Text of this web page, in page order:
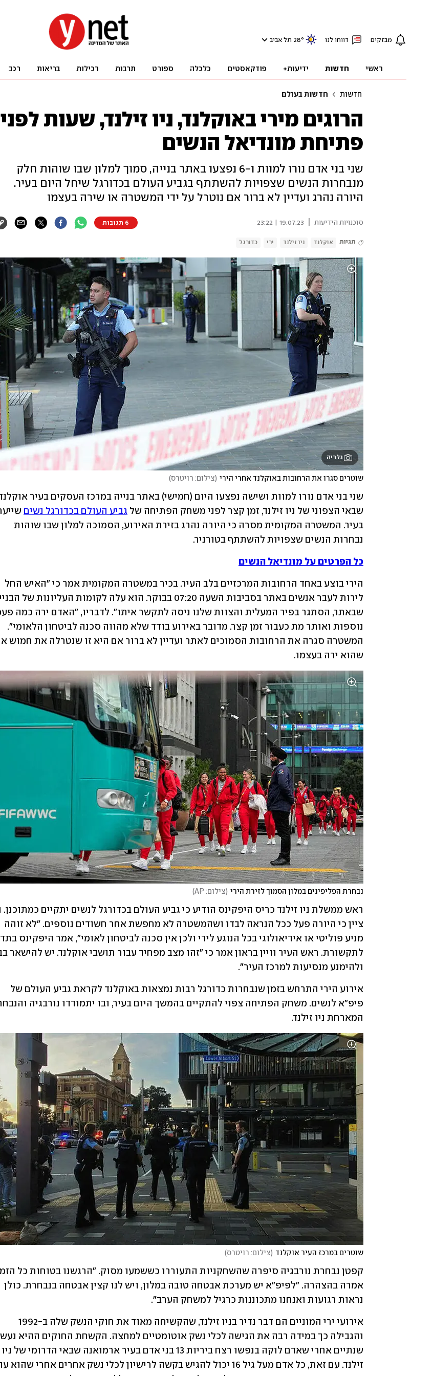
מבזקים דווחו לנו 28° תל אביב
ראשי חדשות ידיעות+ פודקאסטים כלכלה ספורט תרבות רכילות בריאות רכב
חדשות חדשות בעולם
הרוגים מירי באוקלנד, ניו זילנד, שעות לפני
פתיחת מונדיאל הנשים
שני בני אדם נורו למוות ו-6 נפצעו באתר בנייה, סמוך למלון שבו שוהות חלק
מנבחרות הנשים שצפויות להשתתף בגביע העולם בכדורגל שיחל היום בעיר.
היורה נהרג ועדיין לא ברור אם נוטרל על ידי המשטרה או שירה בעצמו
סוכנויות הידיעות 19.07.23 | 23:22 6 תגובות
תגיות אוקלנד ניו זילנד ירי כדורגל
גלריה
שוטרים סגרו את הרחובות באוקלנד אחרי הירי (צילום: רויטרס)
שבאי הצפוני של ניו זילנד, זמן קצר לפני משחק הפתיחה של גביע העולם בכדורגל נשים
נבחרות הנשים שצפויות להשתתף בטורניר.
כל הפרטים על מונדיאל הנשים
שהוא ירה בעצמו.
נבחרת הפליפינים במלון הסמוך לזירת הירי (צילום: AP )
ולהימנע מנסיעות למרכז העיר".
המארחת ניו זילנד.
שוטרים במרכז העיר אוקלנד (צילום: רויטרס)
נראות רגועות ואנחנו מתכוננות כרגיל למשחק הערב".